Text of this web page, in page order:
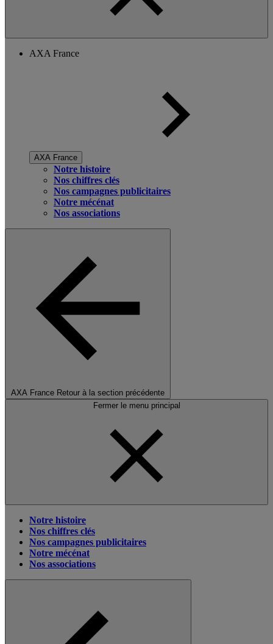
AXA France
AXA France
Notre histoire
Nos chiffres clés
Nos campagnes publicitaires
Notre mécénat
Nos associations
AXA France Retour à la section précédente
Fermer le menu principal
Notre histoire
Nos chiffres clés
Nos campagnes publicitaires
Notre mécénat
Nos associations